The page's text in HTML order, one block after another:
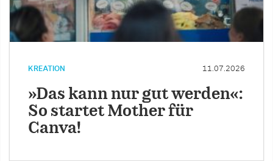
KREATION 11.07.2026
»Das kann nur gut werden«:
So startet Mother für
Canva!